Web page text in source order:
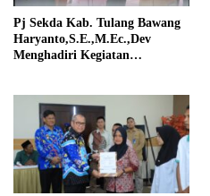
Pj Sekda Kab. Tulang Bawang
Haryanto,S.E.,M.Ec.,Dev
Menghadiri Kegiatan